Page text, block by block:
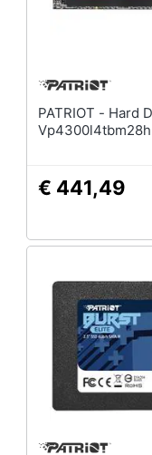
Accessori
Webcam
Tastiera
PATRIOT - Hard Disk Memory
€ 441,49